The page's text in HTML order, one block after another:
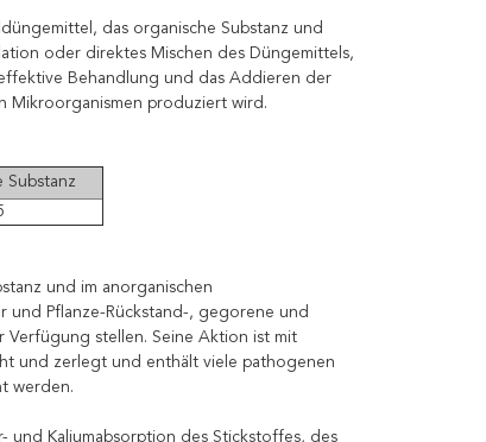
das organische Substanz und
oder direktes Mischen des Düngemittels,
Behandlung und das Addieren der
Mikroorganismen produziert wird.
Substanz
und im anorganischen
und Pflanze-Rückstand-, gegorene und
stellen. Seine Aktion ist mit
und zerlegt und enthält viele pathogenen
werden.
und Kaliumabsorption des Stickstoffes, des